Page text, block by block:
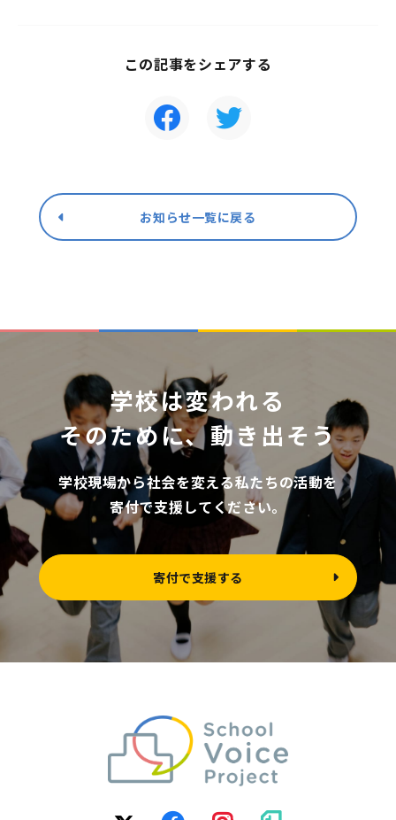
この記事をシェアする
お知らせ一覧に戻る
学校は変われる
そのために、動き出そう
学校現場から社会を変える私たちの活動を
寄付で支援してください。
寄付で支援する